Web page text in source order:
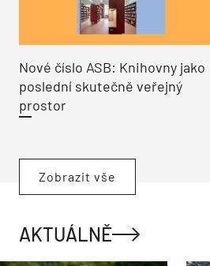
Nové číslo ASB: Knihovny jako
poslední skutečně veřejný
prostor
Zobrazit vše
AKTUÁLNĚ